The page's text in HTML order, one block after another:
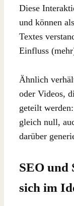
Diese
und können
Textes
Einfluss
Ähnlich
oder Videos,
geteilt
gleich null,
darüber
SEO und
sich im